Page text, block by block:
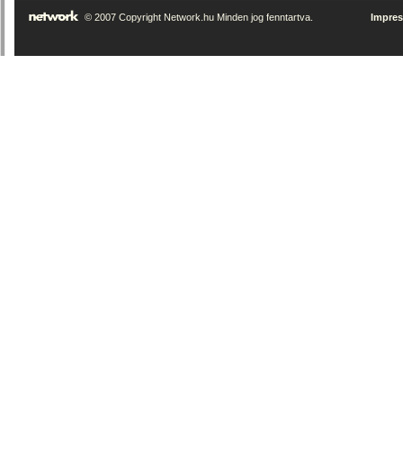
© 2007 Copyright Network.hu Minden jog fenntartva.